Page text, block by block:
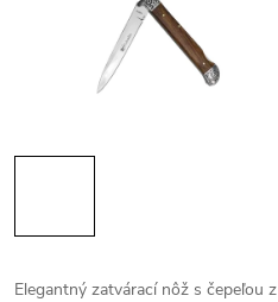
Elegantný zatvárací nôž s čepeľou z